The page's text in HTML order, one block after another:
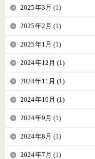
2025年3月 (1)
2025年2月 (1)
2025年1月 (1)
2024年12月 (1)
2024年11月 (1)
2024年10月 (1)
2024年9月 (1)
2024年8月 (1)
2024年7月 (1)